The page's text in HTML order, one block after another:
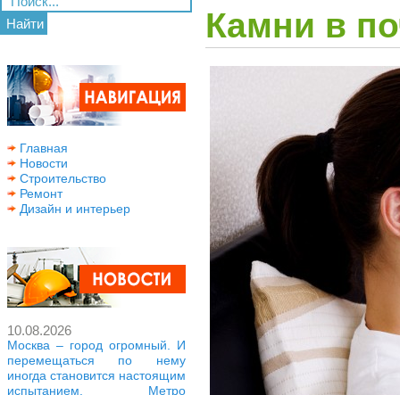
Найти
Главная
Новости
Строительство
Ремонт
Дизайн и интерьер
10.08.2026
Москва – город огромный. И
перемещаться по нему
иногда становится настоящим
испытанием. Метро
Камни в